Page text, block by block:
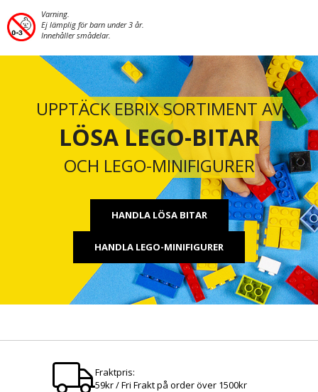
Varning.
Ej lämplig för barn under 3 år.
Innehåller smådelar.
UPPTÄCK EBRIX SORTIMENT AV
LÖSA LEGO-BITAR
OCH LEGO-MINIFIGURER
HANDLA LÖSA BITAR
HANDLA LEGO-MINIFIGURER
Fraktpris:
59kr / Fri Frakt på order över 1500kr